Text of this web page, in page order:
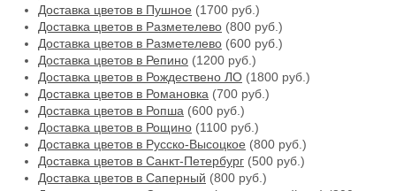
Доставка цветов в Пушное (1700 руб.)
Доставка цветов в Разметелево (800 руб.)
Доставка цветов в Разметелево (600 руб.)
Доставка цветов в Репино (1200 руб.)
Доставка цветов в Рождествено ЛО (1800 руб.)
Доставка цветов в Романовка (700 руб.)
Доставка цветов в Ропша (600 руб.)
Доставка цветов в Рощино (1100 руб.)
Доставка цветов в Русско-Высоцкое (800 руб.)
Доставка цветов в Санкт-Петербург (500 руб.)
Доставка цветов в Саперный (800 руб.)